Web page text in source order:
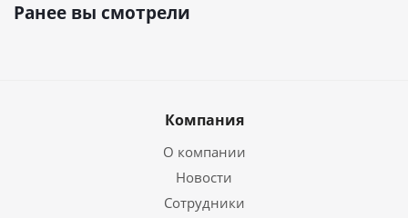
Ранее вы смотрели
Компания
О компании
Новости
Сотрудники